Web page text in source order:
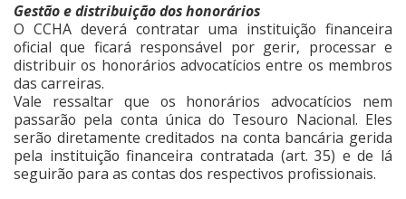
Gestão e distribuição dos honorários
O CCHA deverá contratar uma instituição financeira
oficial que ficará responsável por gerir, processar e
distribuir os honorários advocatícios entre os membros
das carreiras.
Vale ressaltar que os honorários advocatícios nem
passarão pela conta única do Tesouro Nacional. Eles
serão diretamente creditados na conta bancária gerida
pela instituição financeira contratada (art. 35) e de lá
seguirão para as contas dos respectivos profissionais.